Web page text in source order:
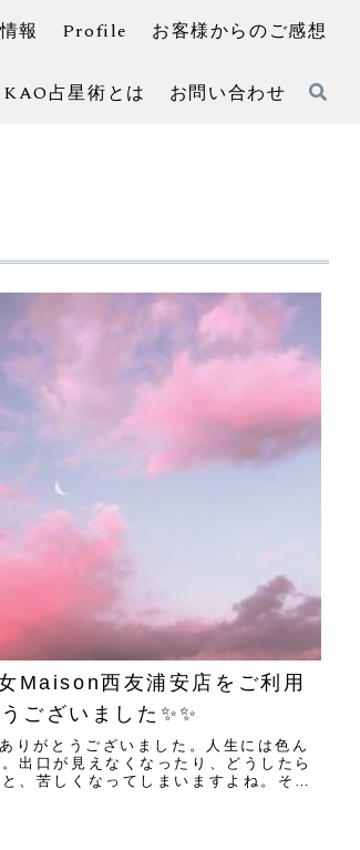
報 Profile お客様からのご感想
KAO占星術とは お問い合わせ
Maison西友浦安店をご利用
ございました✨✨
りがとうございました。人生には色ん
出口が見えなくなったり、どうしたら
、苦しくなってしまいますよね。そん